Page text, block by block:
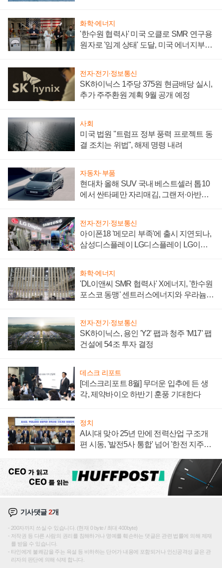
화학·에너지
'한수원 협력사' 미국 오클로 SMR 연구용
원자로 '임계 상태' 도달, 미국 에너지부
전자·전기·정보통신
SK하이닉스 1주당 375원 현금배당 실시,
추가 주주환원 계획 9월 공개 예정
사회
미국 법원 "트럼프 정부 풍력 프로젝트 동
결 조치는 위법", 해제 명령 내려
자동차·부품
현대차 올해 SUV 국내 베스트셀러 톱10
에서 싼타페만 자리매김, 그랜저·아반떼
전자·전기·정보통신
아이폰18 '메모리 부족'에 출시 지연되나,
삼성디스플레이 LG디스플레이 LG이노
화학·에너지
'DL이앤씨 SMR 협력사' X에너지, '한수원
포스코 동맹' 센트러스에너지와 우라늄
전자·전기·정보통신
SK하이닉스, 용인 'Y2' 팹과 청주 'M17' 팹
건설에 54조 투자 결정
데스크 리포트
[데스크리포트 8월] 무더운 입추에 든 생
각, 제약바이오 하반기 훈풍 기대한다
정치
AI시대 맞아 25년 만에 전력산업 구조개
편 시동, '발전5사 통합' 넘어 '한전 지주사'
기사댓글2개
200자까지 쓰실 수 있습니다. (현재 0 byte / 최대 400byte)
저작권 등 다른 사람의 권리를 침해하거나 명예를 훼손하는 댓글은 관련 법률에 의해 제재
를 받을 수 있습니다.
타인에게 불쾌감을 주는 욕설 등 비하하는 단어가 내용에 포함되거나 인신공격성 글은 관
리자의 판단에 의해 삭제 합니다.